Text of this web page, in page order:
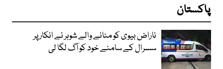
پاکستان
ناراض بیوی کو منانے والے شوہر نے انکار پر
سسرال کے سامنے خود کو آگ لگا لی